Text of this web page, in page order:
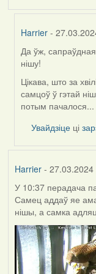
Harrier -
In
reply
to
by
Feather
Да ўж, сапраўдная
нішу!
Цікава, што за
самцоў ў гэтай
потым пачалося...
Увайдзіце ці
Harrier- 27.03.2024
У 10:37 перадача
Самец аддаў яе
нішы, а самка